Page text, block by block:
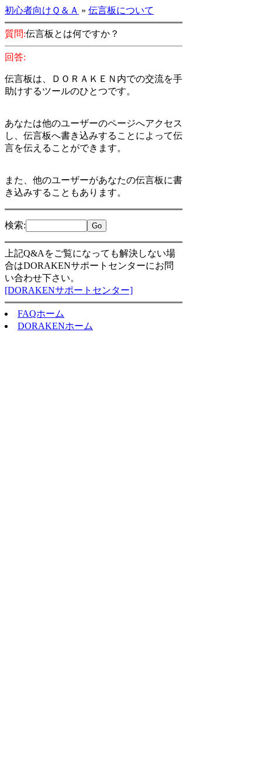
初心者向けＱ＆Ａ » 伝言板について
質問:伝言板とは何ですか？
回答:
伝言板は、ＤＯＲＡＫＥＮ内での交流を手
助けするツールのひとつです。
あなたは他のユーザーのページへアクセス
し、伝言板へ書き込みすることによって伝
言を伝えることができます。
また、他のユーザーがあなたの伝言板に書
き込みすることもあります。
検索:
上記Q&Aをご覧になっても解決しない場
合はDORAKENサポートセンターにお問
い合わせ下さい。
[DORAKENサポートセンター]
FAQホーム
DORAKENホーム